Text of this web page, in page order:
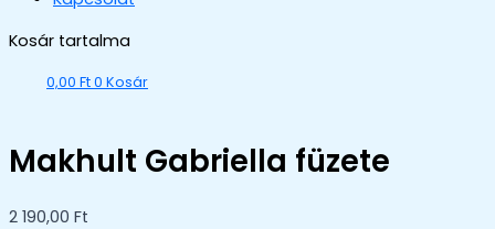
Kosár tartalma
0,00 Ft0 Kosár
Makhult Gabriella füzete
2 190,00 Ft